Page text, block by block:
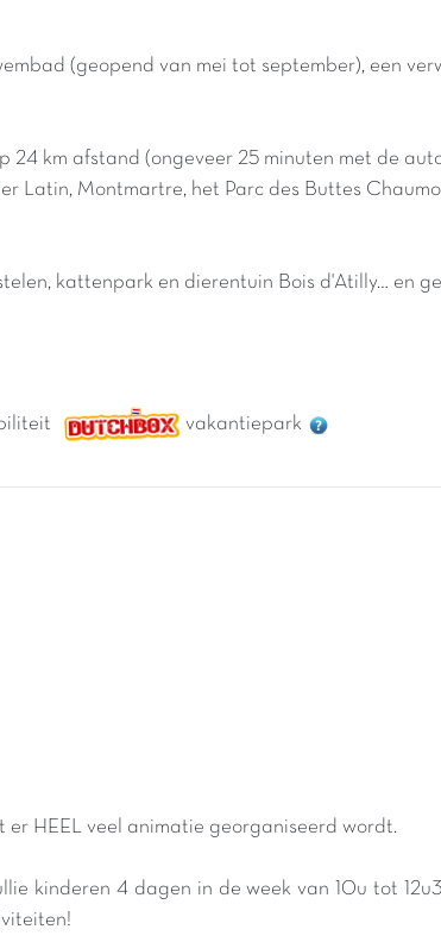
(geopend van mei tot september), een
km afstand (ongeveer 25 minuten met de
Montmartre, het Parc des Buttes
kattenpark en dierentuin Bois d'Atilly… en
vakantiepark
er HEEL veel animatie georganiseerd wordt.
kinderen 4 dagen in de week van 10u tot